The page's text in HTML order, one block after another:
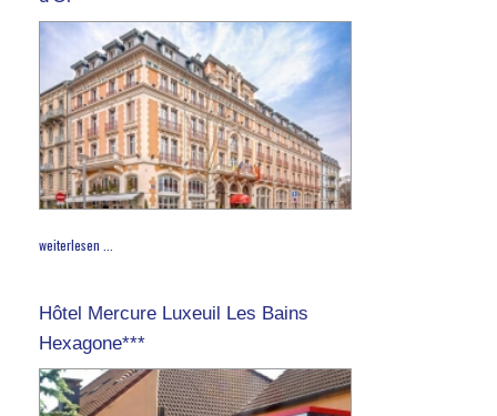
weiterlesen ...
Hôtel Mercure Luxeuil Les Bains
Hexagone***